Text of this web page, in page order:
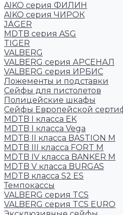
AIKO серия ФИЛИН
AIKO серия ЧИРОК
JÄGER
MDTB серия ASG
TIGER
VALBERG
VALBERG серия АРСЕНАЛ
VALBERG серия ИРБИС
Ложементы и подставки
Сейфы для пистолетов
Полицейские шкафы
Сейфы Европейской
MDTB I класса EK
MDTB I класса Vega
MDTB II класса BASTION M
MDTB III класса FORT M
MDTB IV класса BANKER M
MDTB V класса BURGAS
MDTB класса S2 ES
Темпокассы
VALBERG серия TCS
VALBERG серия TCS EURO